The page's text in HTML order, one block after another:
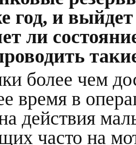
год, и
ли
более чем
время в
действия
часто на